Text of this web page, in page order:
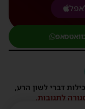
דברי לשון הרע,
לתגובות.